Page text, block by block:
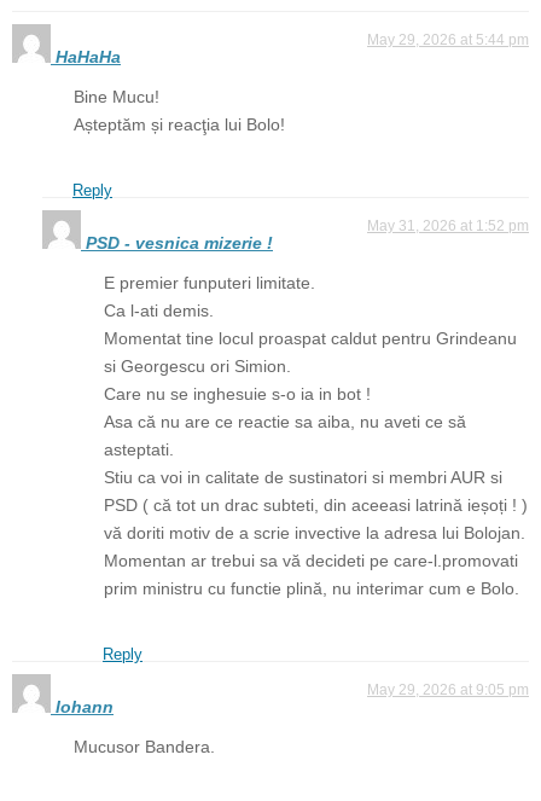
HaHaHa
May 29, 2026 at 5:44 pm
Bine Mucu!
Așteptăm și reacţia lui Bolo!
Reply
PSD - vesnica mizerie !
May 31, 2026 at 1:52 pm
E premier funputeri limitate.
Ca l-ati demis.
Momentat tine locul proaspat caldut pentru Grindeanu
si Georgescu ori Simion.
Care nu se inghesuie s-o ia in bot !
Asa că nu are ce reactie sa aiba, nu aveti ce să
asteptati.
Stiu ca voi in calitate de sustinatori si membri AUR si
PSD ( că tot un drac subteti, din aceeasi latrină ieșoți ! )
vă doriti motiv de a scrie invective la adresa lui Bolojan.
Momentan ar trebui sa vă decideti pe care-l.promovati
prim ministru cu functie plină, nu interimar cum e Bolo.
Reply
Iohann
May 29, 2026 at 9:05 pm
Mucusor Bandera.